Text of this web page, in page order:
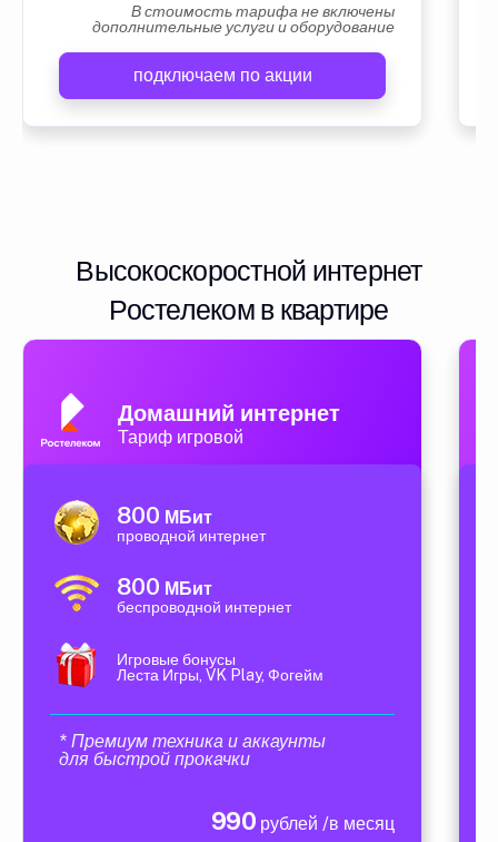
В стоимость тарифа не включены
дополнительные услуги и оборудование
подключаем по акции
Высокоскоростной интернет
Ростелеком в квартире
Домашний интернет
Тариф игровой
800 МБит
проводной интернет
800 МБит
беспроводной интернет
Игровые бонусы
Леста Игры, VK Play, Фогейм
* Премиум техника и аккаунты
для быстрой прокачки
990 рублей /в месяц